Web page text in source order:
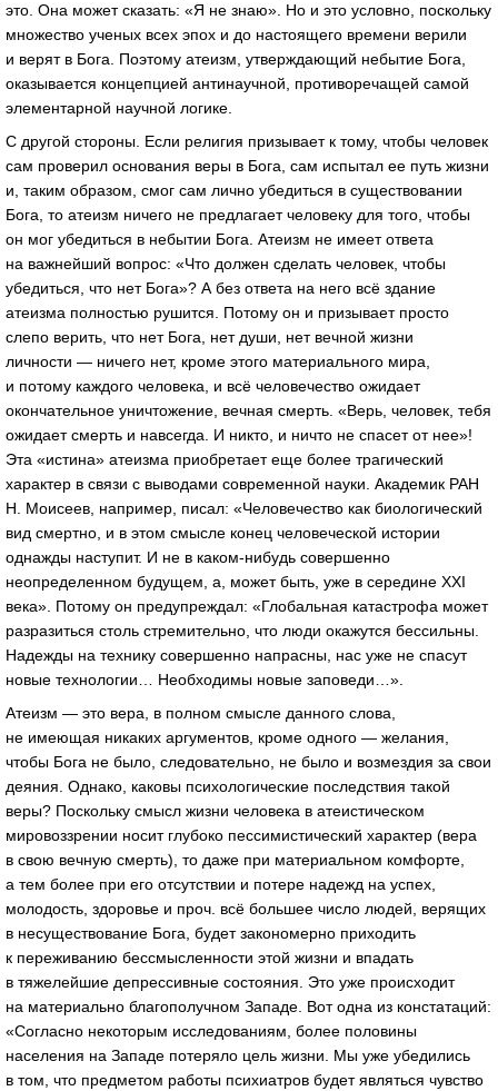
это. Она может сказать: «Я не знаю». Но и это условно, поскольку
множество ученых всех эпох и до настоящего времени верили
и верят в Бога. Поэтому атеизм, утверждающий небытие Бога,
оказывается концепцией антинаучной, противоречащей самой
элементарной научной логике.
С другой стороны. Если религия призывает к тому, чтобы человек
сам проверил основания веры в Бога, сам испытал ее путь жизни
и, таким образом, смог сам лично убедиться в существовании
Бога, то атеизм ничего не предлагает человеку для того, чтобы
он мог убедиться в небытии Бога. Атеизм не имеет ответа
на важнейший вопрос: «Что должен сделать человек, чтобы
убедиться, что нет Бога»? А без ответа на него всё здание
атеизма полностью рушится. Потому он и призывает просто
слепо верить, что нет Бога, нет души, нет вечной жизни
личности — ничего нет, кроме этого материального мира,
и потому каждого человека, и всё человечество ожидает
окончательное уничтожение, вечная смерть. «Верь, человек, тебя
ожидает смерть и навсегда. И никто, и ничто не спасет от нее»!
Эта «истина» атеизма приобретает еще более трагический
характер в связи с выводами современной науки. Академик РАН
Н. Моисеев, например, писал: «Человечество как биологический
вид смертно, и в этом смысле конец человеческой истории
однажды наступит. И не в каком-нибудь совершенно
неопределенном будущем, а, может быть, уже в середине ХХI
века». Потому он предупреждал: «Глобальная катастрофа может
разразиться столь стремительно, что люди окажутся бессильны.
Надежды на технику совершенно напрасны, нас уже не спасут
новые технологии… Необходимы новые заповеди…».
Атеизм — это вера, в полном смысле данного слова,
не имеющая никаких аргументов, кроме одного — желания,
чтобы Бога не было, следовательно, не было и возмездия за свои
деяния. Однако, каковы психологические последствия такой
веры? Поскольку смысл жизни человека в атеистическом
мировоззрении носит глубоко пессимистический характер (вера
в свою вечную смерть), то даже при материальном комфорте,
а тем более при его отсутствии и потере надежд на успех,
молодость, здоровье и проч. всё большее число людей, верящих
в несуществование Бога, будет закономерно приходить
к переживанию бессмысленности этой жизни и впадать
в тяжелейшие депрессивные состояния. Это уже происходит
на материально благополучном Западе. Вот одна из констатаций:
«Согласно некоторым исследованиям, более половины
населения на Западе потеряло цель жизни. Мы уже убедились
в том, что предметом работы психиатров будет являться чувство